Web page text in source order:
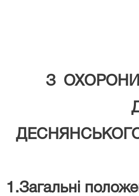
З ОХОРОНИ
1.Загальні